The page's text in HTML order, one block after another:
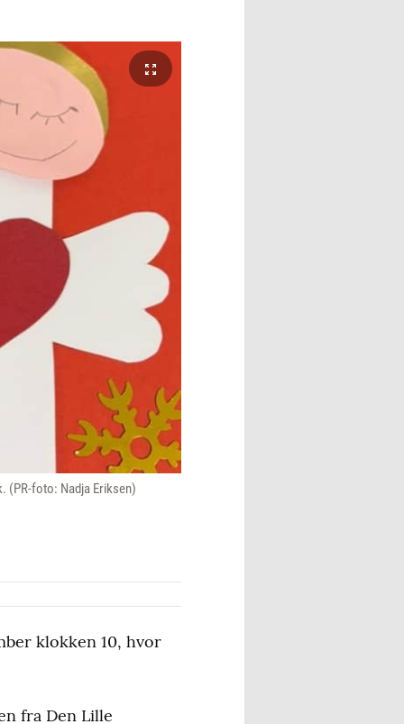
(PR-foto: Nadja Eriksen)
klokken 10, hvor
fra Den Lille